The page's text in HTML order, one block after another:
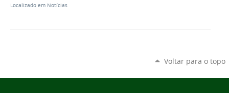
Localizado em Notícias
Voltar para o topo